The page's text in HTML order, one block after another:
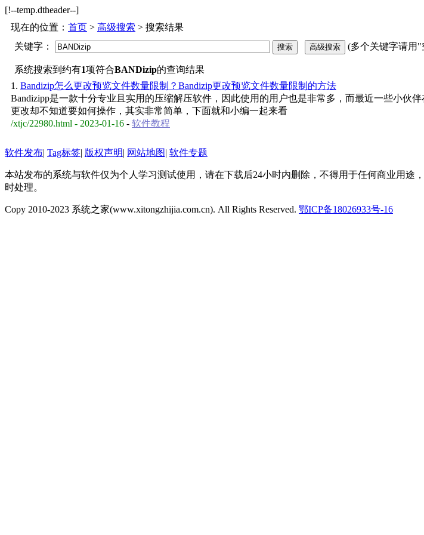
[!--temp.dtheader--]
现在的位置： 首页 > 高级搜索 > 搜索结果
关键字：
(多个关键字请用
系统搜索到约有1项符合BANDizip的查询结果
1. Bandizip怎么更改预览文件数量限制？Bandizip更改预览文件数量限制的方法
Bandizipp是一款十分专业且实用的压缩解压软件，因此使用的用户也是非常多，而最近一些小伙
更改却不知道要如何操作，其实非常简单，下面就和小编一起来看
/xtjc/22980.html - 2023-01-16 - 软件教程
软件发布| Tag标签| 版权声明| 网站地图| 软件专题
本站发布的系统与软件仅为个人学习测试使用，请在下载后24小时内删除，不得用于任何商业用
时处理。
Copy 2010-2023 系统之家(www.xitongzhijia.com.cn). All Rights Reserved. 鄂ICP备18026933号-16